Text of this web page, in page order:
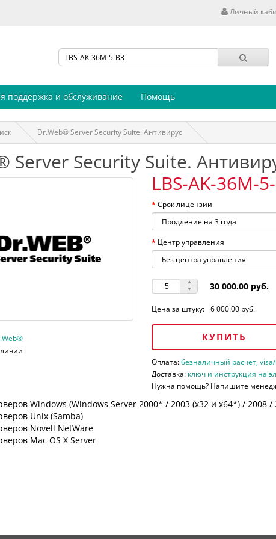
Личный
поддержка и обслуживание Помощь
Dr.Web® Server Security Suite. Антивирус
Server Security Suite.
LBS-AK-36M-
Срок лицензии
Центр управления
30 000.00 руб.
Цена за штуку: 6 000.00 руб.
КУПИТЬ
Оплата:безналичный расчет,
Доставка: ключ и инструкция на
Нужна помощь? Напишите
Windows (Windows Server 2000* / 2003 (х32 и х64*) / 2008 /
Unix (Samba)
Novell NetWare
Mac OS X Server